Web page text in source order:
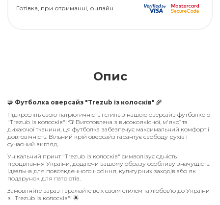
Готівка, при отриманні, онлайн
Опис
🧩 Футболка оверсайз "Trezub із колосків" 🌾
Підкресліть свою патріотичність і стиль з нашою оверсайз футболкою
"Trezub із колосків"! 👕 Виготовлена з високоякісної, м'якої та
дихаючої тканини, ця футболка забезпечує максимальний комфорт і
довговічність. Вільний крій оверсайз гарантує свободу рухів і
сучасний вигляд.
Унікальний принт "Trezub із колосків" символізує єдність і
процвітання України, додаючи вашому образу особливу значущість.
Ідеальна для повсякденного носіння, культурних заходів або як
подарунок для патріотів.
Замовляйте зараз і вражайте всіх своїм стилем та любов’ю до України
з "Trezub із колосків"! 🌟